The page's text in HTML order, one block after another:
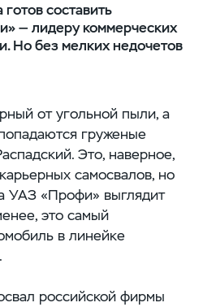
составить
— лидеру коммерческих
Но без мелких недочетов
от угольной пыли, а
груженые
Это, наверное,
самосвалов, но
УАЗ «Профи» выглядит
это самый
в линейке
российской фирмы